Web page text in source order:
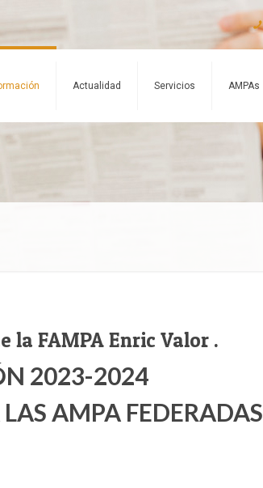
Actualidad Servicios AMPAs
FAMPA Enric Valor .
2023-2024
AMPA FEDERADAS